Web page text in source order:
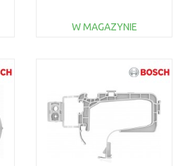
W MAGAZYNIE
Do porównania